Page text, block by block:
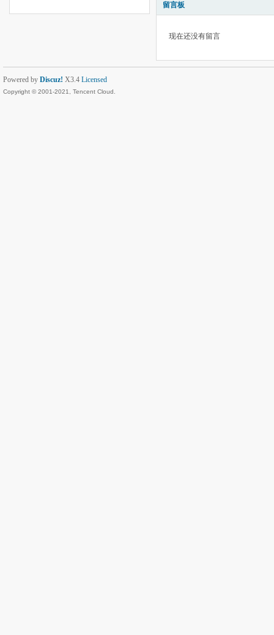
留言板
现在还没有留言
Powered by Discuz! X3.4 Licensed
Copyright © 2001-2021, Tencent Cloud.